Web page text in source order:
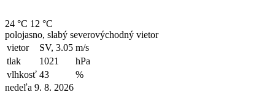
24 °C 12 °C
polojasno, slabý severovýchodný vietor
vietor
SV, 3.05 m/s
tlak
1021
hPa
vlhkosť 43
%
nedeľa 9. 8. 2026